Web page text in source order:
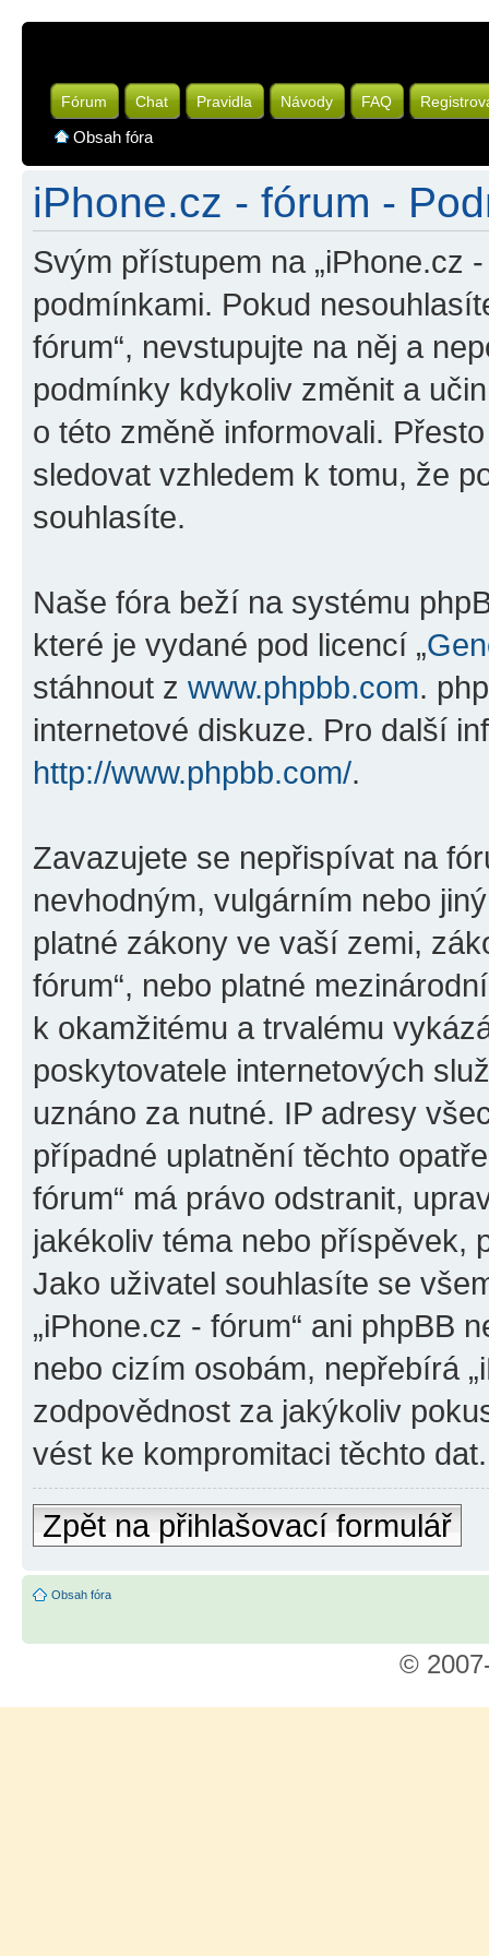
Fórum Chat Pravidla Návody FAQ
Obsah fóra
iPhone.cz - fórum -
Svým přístupem na „iPhone.cz
podmínkami. Pokud
fórum“, nevstupujte na něj a
podmínky kdykoliv změnit a
o této změně informovali.
sledovat vzhledem k tomu, že
souhlasíte.
Naše fóra beží na systému
které je vydané pod licencí „
stáhnout z www.phpbb.com.
internetové diskuze. Pro další
http://www.phpbb.com/.
Zavazujete se nepřispívat na
nevhodným, vulgárním nebo
platné zákony ve vaší zemi,
fórum“, nebo platné
k okamžitému a trvalému
poskytovatele internetových
uznáno za nutné. IP adresy
případné uplatnění těchto
fórum“ má právo odstranit,
jakékoliv téma nebo příspěvek,
Jako uživatel souhlasíte se
„iPhone.cz - fórum“ ani phpBB
nebo cizím osobám, nepřebírá
zodpovědnost za jakýkoliv
vést ke kompromitaci těchto dat.
Zpět na přihlašovací formulář
Obsah fóra
©